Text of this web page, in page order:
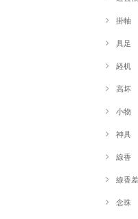
掛軸
具足
経机
高坏
小物
神具
線香
線香
念珠